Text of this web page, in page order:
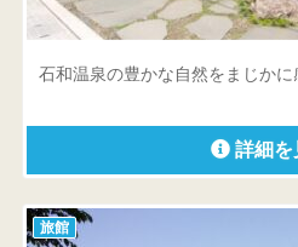
山梨県 東八代郡石和町川中島325
石和温泉の豊かな自然をまじか
詳細を
旅館